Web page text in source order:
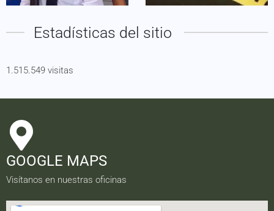
Estadísticas del sitio
1.515.549 visitas
GOOGLE MAPS
Visítanos en nuestras oficinas